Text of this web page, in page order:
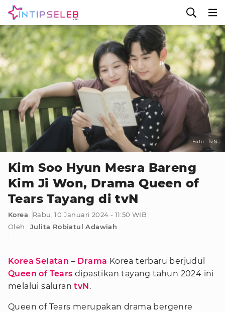
Foto : TvN
Kim Soo Hyun Mesra Bareng
Kim Ji Won, Drama Queen of
Tears Tayang di tvN
Korea
Rabu, 10 Januari 2024 - 11:50 WIB
Oleh
:
Julita Robiatul Adawiah
Korea Selatan – Drama Korea terbaru berjudul
Queen of Tears dipastikan tayang tahun 2024 ini
melalui salurantvN.
Queen of Tears merupakan drama bergenre